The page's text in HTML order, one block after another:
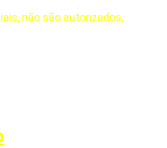
não são autorizados,